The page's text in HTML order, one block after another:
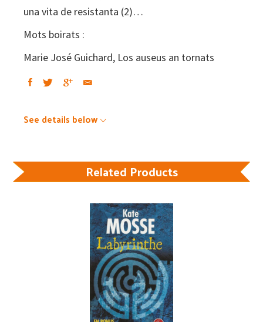
una vita de resistanta (2)…
Mots boirats :
Marie José Guichard, Los auseus an tornats
See details below
Related Products